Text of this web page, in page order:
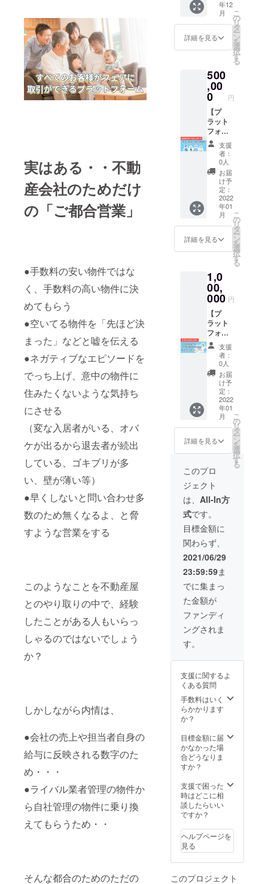
実はある・・不動
産会社のためだけ
の「ご都合営業」
●手数料の安い物件ではな
く、手数料の高い物件に決
めてもらう
●空いてる物件を「先ほど決
まった」などと嘘を伝える
●ネガティブなエピソードを
でっち上げ、意中の物件に
住みたくないような気持ち
にさせる
（変な入居者がいる、オバ
ケが出るから退去者が続出
している、ゴキブリが多
い、壁が薄い等）
●早くしないと問い合わせ多
数のため無くなるよ、と脅
すような営業をする
このようなことを不動産屋
とのやり取りの中で、経験
したことがある人もいらっ
しゃるのではないでしょう
か？
しかしながら内情は、
●会社の売上や担当者自身の
給与に反映される数字のた
め・・・
●ライバル業者管理の物件か
ら自社管理の物件に乗り換
えてもらうため・・
そんな都合のためのただの
市のオ
フィス
でのみ
※その他
セッ
ション
※日時
は、
メール
にてご
相談さ
せてい
ただき
ます。
なども
してい
く予定
ですの
で、ぜ
ひご参
だき、
一緒に
盛り上
げてい
きま
しょ
う！
※CAMP
FIRE コ
ミュニ
ティに
てオー
プン予
定 ※参
加費月
額千円
の予定
は別途
でお支
払いを
す
ます。
※1年間
その他
一切の
費用は
かかり
※公序良
俗に反
するも
の、反
社会的
勢力に
関する
ものは
禁止で
す ※開
始時期
と掲載
内容に
関して
は、
メール
にてご
相談さ
せてい
ただき
を設
け、そ
ちらに
お名前
を掲載
させて
きま
す。 法
人名、
個人名
問わず
掲載可
能で
す。備
考欄に
掲載さ
れたい
表記を
お知ら
せくだ
さい。
書籍を
１冊お
届けさ
せてい
ただき
お届け
時期：
2021年
12月中
旬
年12
月
詳細を見る
こ
の
リ
タ
ー
ン
を
選
択
す
る
500
,00
0 円
【プ
ラット
フォー
ム事業
の全国
展開
チーム
への参
加権
利】 本
クラウ
ドファ
ンディ
ングに
てプ
ラット
ム第1弾
完成
後、全
国に普
及させ
ていく
プロ
ジェク
トのメ
ンバー
とし
て、
チーム
メン
バーと
共に広
報活動
のお手
伝いを
してい
ただい
たり、
企画会
議への
参加な
どがで
きる権
利にな
りま
す。 ご
本人が
脱退の
意思を
お持ち
になる
までご
参加い
ただけ
期に関
は、
メール
にてご
相談さ
せてい
ます。
支援
者：
0人
お届
け予
定：
2022
年01
月
詳細を見る
こ
の
リ
タ
ー
ン
を
選
択
す
る
1,0
00,
000 円
【プ
ラット
フォー
ムサイ
トご紹
介枠の
永久掲
載権
利】 プ
ラット
フォー
ム内
に、ご
支援く
ださっ
た方用
にスペ
シャル
サンク
スとし
て特別
なVIP枠
を設
け、ご
紹介枠
として
永久に
掲載さ
せてい
ただき
ます。
［掲載
までの
流れ］
後、事
ら契約
書を送
らせて
いただ
きま
プラッ
ト
フォー
ムサイ
の時
期、掲
載イ
メージ
絡いた
しま
す。 ③
クリッ
推移先
支援
者：
0人
お届
け予
定：
2022
年01
月
詳細を見る
こ
の
リ
タ
ー
ン
を
選
択
す
る
このプロ
ジェクト
は、 All-In方
式です。
目標金額に
関わらず、
2021/06/29
23:59:59ま
でに集まっ
た金額が
ファンディ
ングされま
す。
支援に関するよ
くある質問
手数料はいく
らかかります
か？
目標金額に届
かなかった場
合どうなりま
すか？
支援で困った
時はどこに相
談したらいい
ですか？
ヘルプページを
見る
このプロジェクト